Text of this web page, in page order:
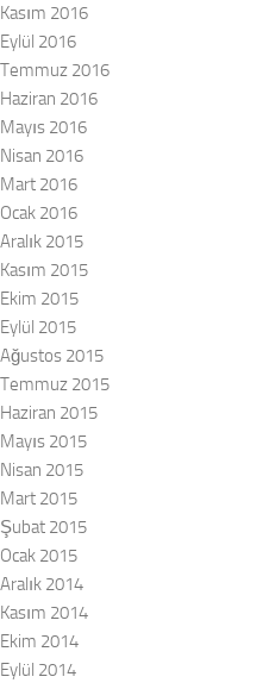
Kasım 2016
Eylül 2016
Temmuz 2016
Haziran 2016
Mayıs 2016
Nisan 2016
Mart 2016
Ocak 2016
Aralık 2015
Kasım 2015
Ekim 2015
Eylül 2015
Ağustos 2015
Temmuz 2015
Haziran 2015
Mayıs 2015
Nisan 2015
Mart 2015
Şubat 2015
Ocak 2015
Aralık 2014
Kasım 2014
Ekim 2014
Eylül 2014